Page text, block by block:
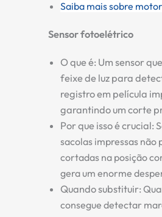
Saiba mais sobre
Sensor fotoelétrico
O que é: Um sensor
feixe de luz para
registro em película
garantindo um corte
Por que isso é crucial:
sacolas impressas não
cortadas na posição
gera um enorme
Quando substituir:
consegue detectar